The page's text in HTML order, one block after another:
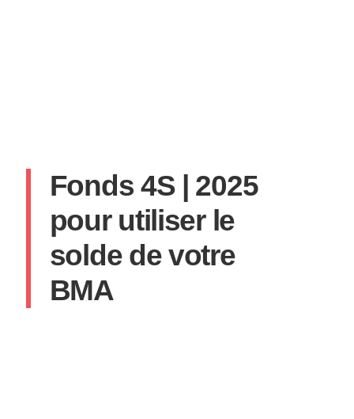
Fonds 4S | 2025
pour utiliser le
solde de votre
BMA